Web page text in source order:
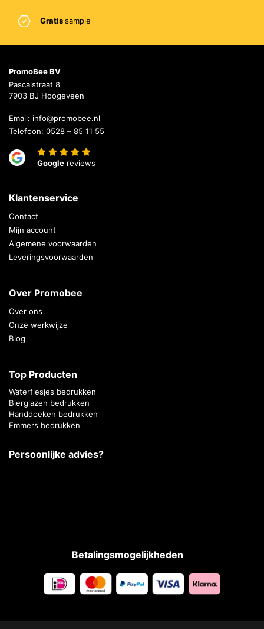
Gratissample
PromoBee BV
Pascalstraat 8
7903 BJ Hoogeveen
Email: info@promobee.nl
Telefoon: 0528 – 85 11 55
Google reviews
Klantenservice
Contact
Mijn account
Algemene voorwaarden
Leveringsvoorwaarden
Over Promobee
Over ons
Onze werkwijze
Blog
Top Producten
Waterflesjes bedrukken
Bierglazen bedrukken
Handdoeken bedrukken
Emmers bedrukken
Persoonlijke advies?
Betalingsmogelijkheden